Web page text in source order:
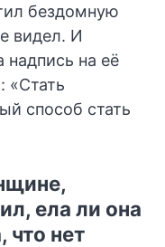
бездомную
видел. И
на её
«Стать
способ стать
ела ли она
что нет